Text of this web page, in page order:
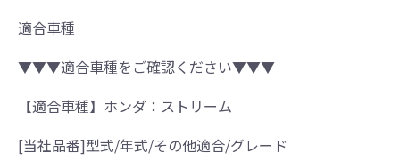
適合車種
▼▼▼適合車種をご確認ください▼▼▼
【適合車種】ホンダ：ストリーム
[当社品番]型式/年式/その他適合/グレード